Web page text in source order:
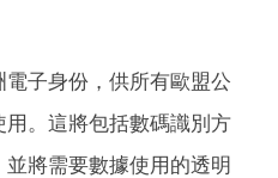
子身份，供所有歐盟公
。這將包括數碼識別方
將需要數據使用的透明